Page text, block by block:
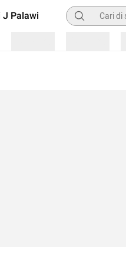
Ari J Palawi Pencarian